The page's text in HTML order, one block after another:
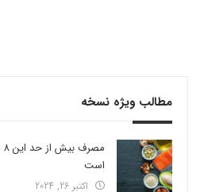
مطالب ویژه نسخه
است
اکتبر 26, 2024